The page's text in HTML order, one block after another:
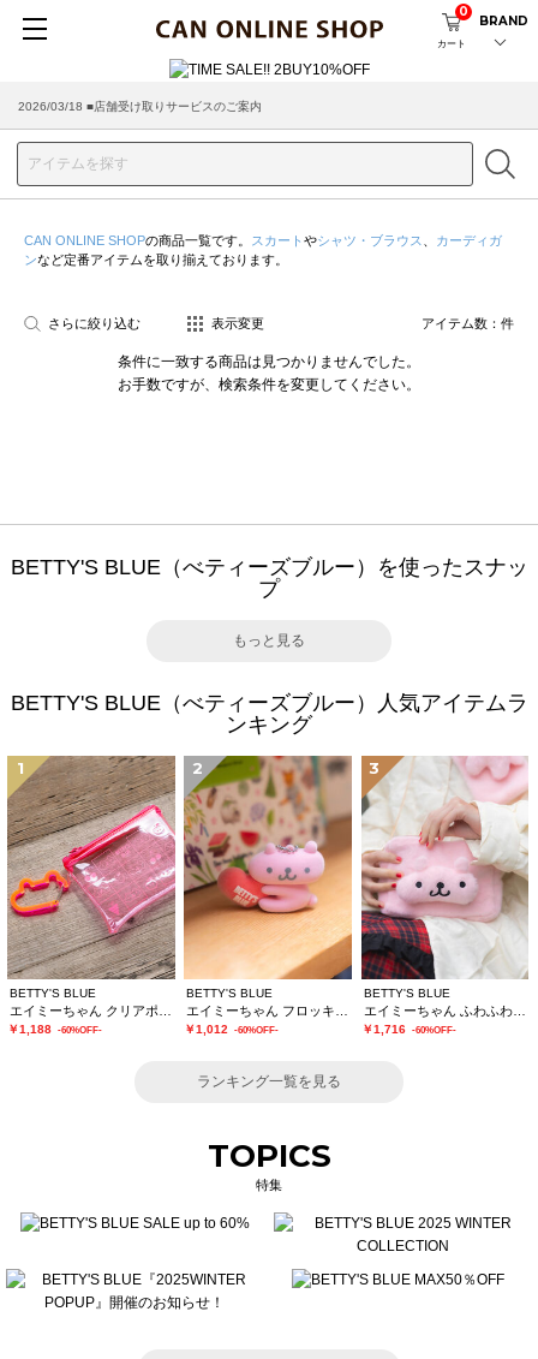
カート
0
BRAND
2026/03/18 ■店舗受け取りサービスのご案内
CAN ONLINE SHOPの商品一覧です。 スカート やシャツ・ブラウス
カーディガ
ンなど定番アイテムを取り揃えております。
さらに絞り込む 表示変更 アイテム数： 件
条件に一致する商品は見つかりませんでした。
お手数ですが、検索条件を変更してください。
BETTY'S BLUE（べティーズブルー）を使ったスナッ
プ
もっと見る
BETTY'S BLUE（べティーズブルー）人気アイテムラ
ンキング
1
BETTY'S BLUE
￥1,188 -60%OFF-
2
BETTY'S BLUE
￥1,012 -60%OFF-
3
BETTY'S BLUE
エイミーちゃん ふわふわショルダーバッグ
￥1,716 -60%OFF-
ランキング一覧を見る
TOPICS
特集